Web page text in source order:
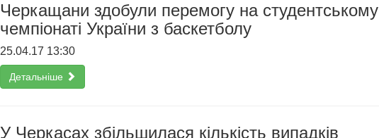
Черкащани здобули перемогу на студентському
чемпіонаті України з баскетболу
25.04.17 13:30
Детальніше
У Черкасах збільшилася кількість випадків